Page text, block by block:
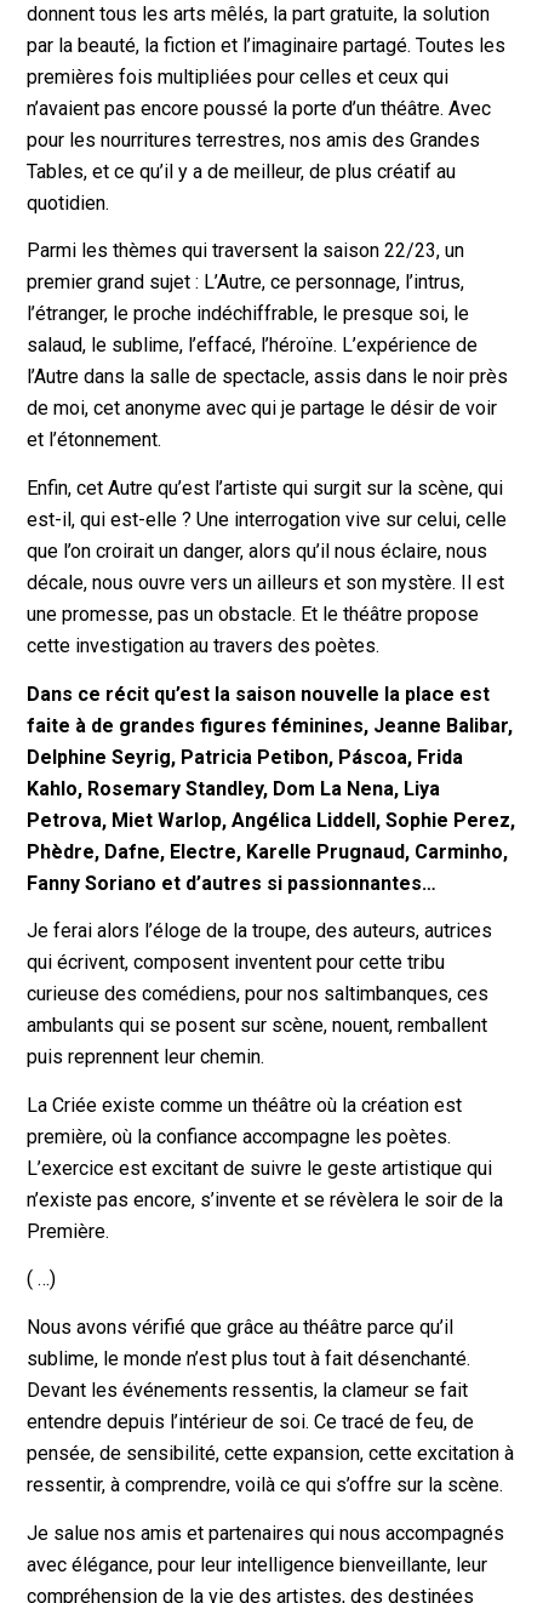
donnent tous les arts mêlés, la part gratuite, la solution
par la beauté, la fiction et l’imaginaire partagé. Toutes les
premières fois multipliées pour celles et ceux qui
n’avaient pas encore poussé la porte d’un théâtre. Avec
pour les nourritures terrestres, nos amis des Grandes
Tables, et ce qu’il y a de meilleur, de plus créatif au
quotidien.
Parmi les thèmes qui traversent la saison 22/23, un
premier grand sujet : L’Autre, ce personnage, l’intrus,
l’étranger, le proche indéchiffrable, le presque soi, le
salaud, le sublime, l’effacé, l’héroïne. L’expérience de
l’Autre dans la salle de spectacle, assis dans le noir près
de moi, cet anonyme avec qui je partage le désir de voir
et l’étonnement.
Enfin, cet Autre qu’est l’artiste qui surgit sur la scène, qui
est-il, qui est-elle ? Une interrogation vive sur celui, celle
que l’on croirait un danger, alors qu’il nous éclaire, nous
décale, nous ouvre vers un ailleurs et son mystère. Il est
une promesse, pas un obstacle. Et le théâtre propose
cette investigation au travers des poètes.
Dans ce récit qu’est la saison nouvelle la place est
faite à de grandes figures féminines, Jeanne Balibar,
Delphine Seyrig, Patricia Petibon, Páscoa, Frida
Kahlo, Rosemary Standley, Dom La Nena, Liya
Petrova, Miet Warlop, Angélica Liddell, Sophie Perez,
Phèdre, Dafne, Electre, Karelle Prugnaud, Carminho,
Fanny Soriano et d’autres si passionnantes…
Je ferai alors l’éloge de la troupe, des auteurs, autrices
qui écrivent, composent inventent pour cette tribu
curieuse des comédiens, pour nos saltimbanques, ces
ambulants qui se posent sur scène, nouent, remballent
puis reprennent leur chemin.
La Criée existe comme un théâtre où la création est
première, où la confiance accompagne les poètes.
L’exercice est excitant de suivre le geste artistique qui
n’existe pas encore, s’invente et se révèlera le soir de la
Première.
( …)
Nous avons vérifié que grâce au théâtre parce qu’il
sublime, le monde n’est plus tout à fait désenchanté.
Devant les événements ressentis, la clameur se fait
entendre depuis l’intérieur de soi. Ce tracé de feu, de
pensée, de sensibilité, cette expansion, cette excitation à
ressentir, à comprendre, voilà ce qui s’offre sur la scène.
Je salue nos amis et partenaires qui nous accompagnés
avec élégance, pour leur intelligence bienveillante, leur
compréhension de la vie des artistes, des destinées